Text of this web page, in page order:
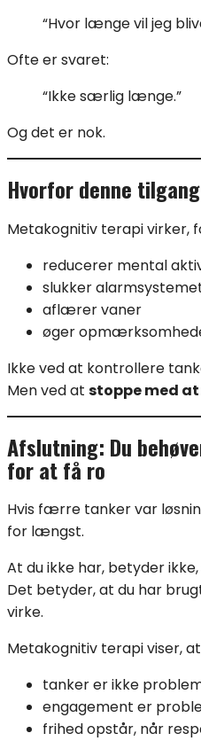
“Hvor længe vil jeg
Ofte er svaret:
“Ikke særlig længe.”
Og det er nok.
Hvorfor denne
Metakognitiv terapi virker,
reducerer mental
slukker
aflærer vaner
øger
Ikke ved at kontrollere
Men ved at stoppe med
Afslutning: Du
for at få ro
Hvis færre tanker var
for længst.
At du ikke har, betyder
Det betyder, at du har
virke.
Metakognitiv terapi viser,
tanker er ikke
engagement er
frihed opstår, når